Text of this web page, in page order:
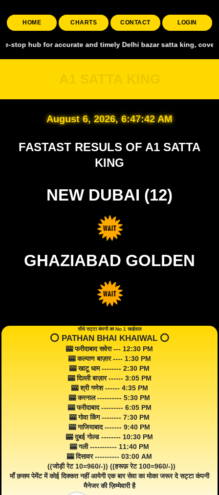
HOME CHARTS CONTACT LOGIN
for accurate and timely Delhi bazar satta king, covering all
August 6, 2026, 6:47:43 AM
FASTAST RESULS OF A1 SATTA
KING
NEW DUBAI (12)
GHAZIABAD GOLDEN
सीधे सट्टा कंपनी का No 1 खाईवाल
⭕️ PATHAN BHAI KHAIWAL ⭕️
🎰 फरीदाबाद सवेरा --- 12:30 PM
🎰 कल्याण बाज़ार ---- 1:30 PM
🎰 खाटू धाम -------- 2:30 PM
🎰 दिल्ली बाज़ार ------ 3:05 PM
🎰 श्री गणेश ------ 4:35 PM
🎰 करनाल ---------- 5:30 PM
🎰 फरीदाबाद --------- 6:05 PM
🎰 गोवा किंग -------- 7:30 PM
🎰 गाजियाबाद ------- 9:40 PM
🎰 दुबई गोल्ड -------- 10:30 PM
🎰 गली ----------- 11:40 PM
🎰 दिसावर ---------- 03:00 AM
((जोड़ी रेट 10=960/-)) ((हरूफ़ रेट 100=960/-))
माँ क़सम पेमेंट में कोई दिक्कत नहीं आयेगी एक बार सेवा का मोका जरूर दे सट्टा कंपनी
मैनेजर की ज़िम्मेवारी है